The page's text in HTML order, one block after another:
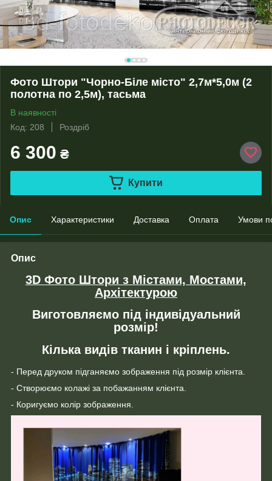
Фото Штори "Чорно-Біле місто" 2,7м*5,0м (2
полотна по 2,5м), тасьма
В наявності
Код: 208
Роздріб
6 300 ₴
Купити
Опис Характеристики Доставка Оплата Умови
Опис
3D Фото Штори з Містами, Мостами,
Архітектурою
Виготовляємо під індивідуальний
розмір!
Кілька видів тканин і кріплень.
- Перед друком підганяємо зображення під розмір клієнта.
- Створюємо колажі за побажанням клієнта.
- Коригуємо колір зображення.